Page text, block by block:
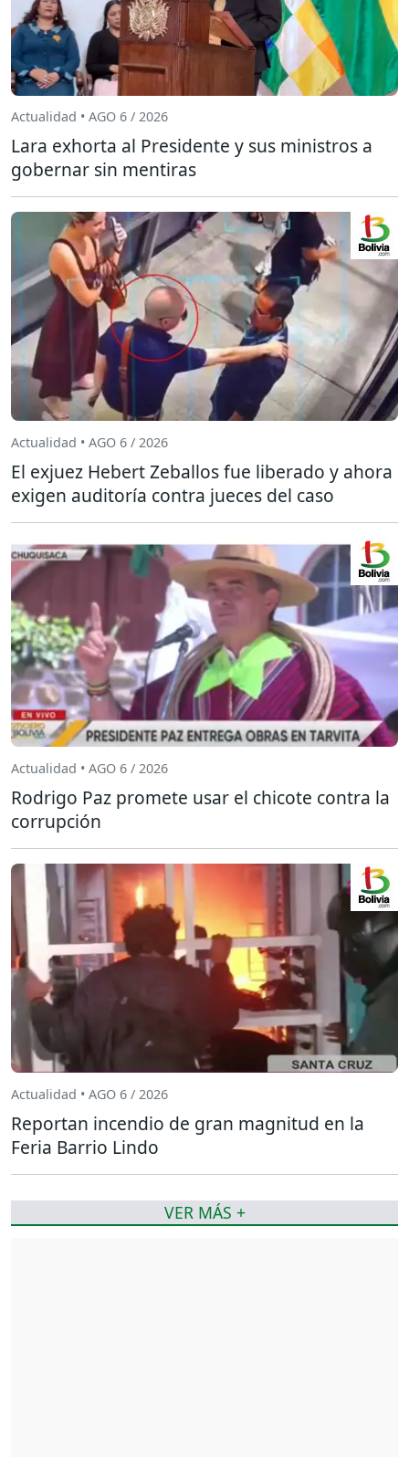
Actualidad • AGO 6 / 2026
Lara exhorta al Presidente y sus ministros a
gobernar sin mentiras
Actualidad • AGO 6 / 2026
El exjuez Hebert Zeballos fue liberado y ahora
exigen auditoría contra jueces del caso
Actualidad • AGO 6 / 2026
Rodrigo Paz promete usar el chicote contra la
corrupción
Actualidad • AGO 6 / 2026
Reportan incendio de gran magnitud en la
Feria Barrio Lindo
VER MÁS +